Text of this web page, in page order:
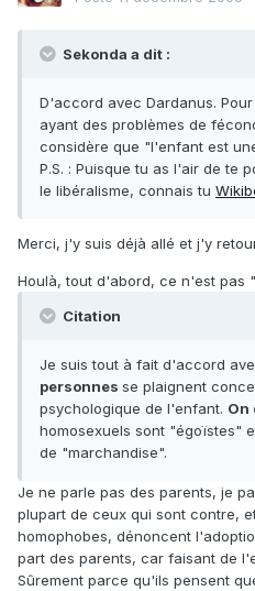
Sekonda a dit :
D'accord avec Dardanus.
ayant des problèmes de
considère que "l'enfant est
P.S. : Puisque tu as l'air de te
le libéralisme, connais tu
Merci, j'y suis déjà allé et j'y
Houlà, tout d'abord, ce n'est pas
Citation
Je suis tout à fait d'accord
personnes se plaignent
psychologique de l'enfant. On
homosexuels sont "égoïstes"
de "marchandise".
Je ne parle pas des parents, je
plupart de ceux qui sont contre,
homophobes, dénoncent
part des parents, car faisant de
Sûrement parce qu'ils pensent